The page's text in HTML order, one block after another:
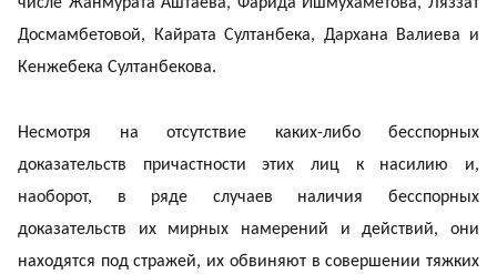
Досмамбетовой, Кайрата Султанбека, Дархана Валиева и
Кенжебека Султанбекова.
Несмотря на отсутствие каких-либо бесспорных
доказательств причастности этих лиц к насилию и,
наоборот, в ряде случаев наличия бесспорных
доказательств их мирных намерений и действий, они
находятся под стражей, их обвиняют в совершении тяжких